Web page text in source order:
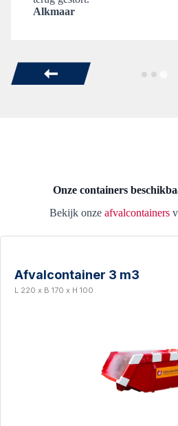
Alkmaar
Onze containers
Bekijk onze afvalcontainers
Afvalcontainer 3 m3
L 220 x B 170 x H 100